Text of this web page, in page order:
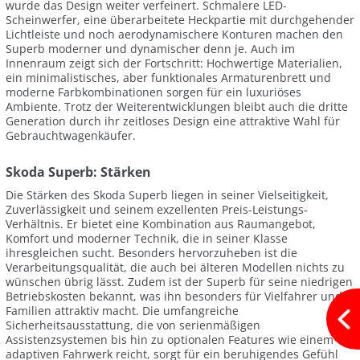
wurde das Design weiter verfeinert. Schmalere LED-
Scheinwerfer, eine überarbeitete Heckpartie mit durchgehender
Lichtleiste und noch aerodynamischere Konturen machen den
Superb moderner und dynamischer denn je. Auch im
Innenraum zeigt sich der Fortschritt: Hochwertige Materialien,
ein minimalistisches, aber funktionales Armaturenbrett und
moderne Farbkombinationen sorgen für ein luxuriöses
Ambiente. Trotz der Weiterentwicklungen bleibt auch die dritte
Generation durch ihr zeitloses Design eine attraktive Wahl für
Gebrauchtwagenkäufer.
Skoda Superb: Stärken
Die Stärken des Skoda Superb liegen in seiner Vielseitigkeit,
Zuverlässigkeit und seinem exzellenten Preis-Leistungs-
Verhältnis. Er bietet eine Kombination aus Raumangebot,
Komfort und moderner Technik, die in seiner Klasse
ihresgleichen sucht. Besonders hervorzuheben ist die
Verarbeitungsqualität, die auch bei älteren Modellen nichts zu
wünschen übrig lässt. Zudem ist der Superb für seine niedrigen
Betriebskosten bekannt, was ihn besonders für Vielfahrer und
Familien attraktiv macht. Die umfangreiche
Sicherheitsausstattung, die von serienmäßigen
Assistenzsystemen bis hin zu optionalen Features wie einem
adaptiven Fahrwerk reicht, sorgt für ein beruhigendes Gefühl